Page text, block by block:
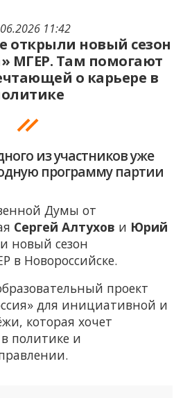
11:42
открыли новый сезон
МГЕР. Там помогают
о карьере в
из участников уже
программу партии
Думы от
Сергей Алтухов и Юрий
новый сезон
в Новороссийске.
проект
для инициативной и
которая хочет
политике и